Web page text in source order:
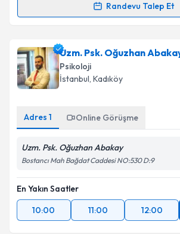
Randevu Talep Et
Randevu Takvimi Talebi
Klinik Psikolog Yasemin Serap
takvimi talebi oluşturun. Size bu
almanız için bir takvim
bilgilendireceğiz.
kapsamda işlenmesini kabul
Uzm. Psk. Oğuzhan
Psikoloji
İstanbul, Kadıköy
Adres 1 Online Görüşme
Uzm. Psk. Oğuzhan Abakay
Bostancı Mah Bağdat Caddesi NO:530 D:9
En Yakın Saatler
10:00
11:00 12:00